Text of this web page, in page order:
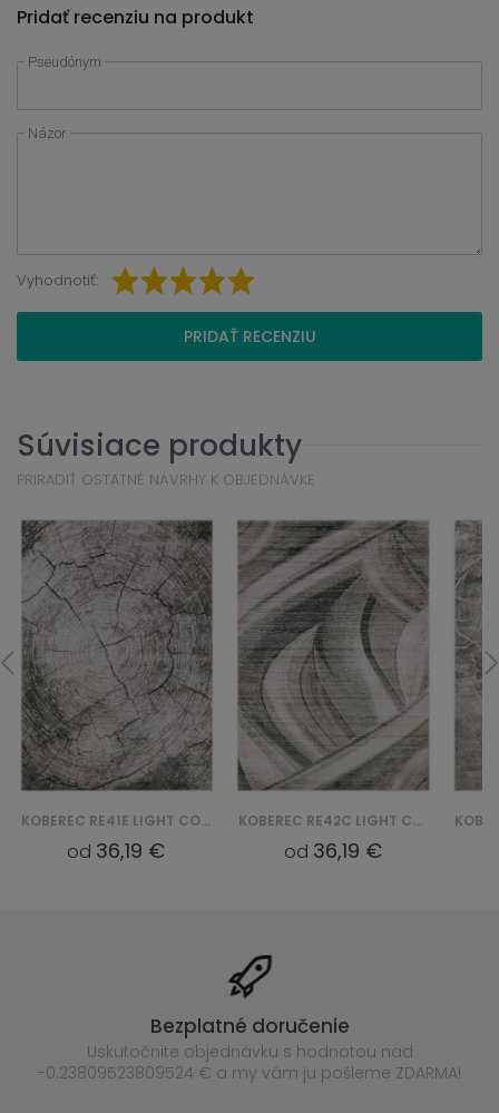
Pridať recenziu na produkt
Pseudónym
Názor
Vyhodnotiť:
PRIDAŤ RECENZIU
Súvisiace produkty
PRIRADIŤ OSTATNÉ NÁVRHY K OBJEDNÁVKE
KOBEREC RE41E LIGHT COMO YAT - BEŻOWY
od 36,19 €
KOBEREC RE42C LIGHT COMO YAT - BEŻOWY
od 36,19 €
Bezplatné doručenie
Uskutočnite objednávku s hodnotou nad
-0.23809523809524 € a my vám ju pošleme ZDARMA!